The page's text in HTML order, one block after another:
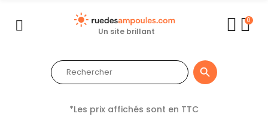
Un site brillant
0

*Les prix affichés sont en TTC